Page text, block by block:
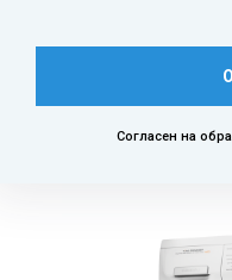
Согласен на